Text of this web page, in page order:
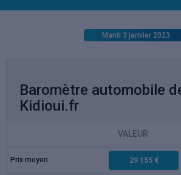
Mardi 3 janvier 2023
Baromètre automobile
Kidioui.fr
VALEUR
Prix moyen 29 155 €